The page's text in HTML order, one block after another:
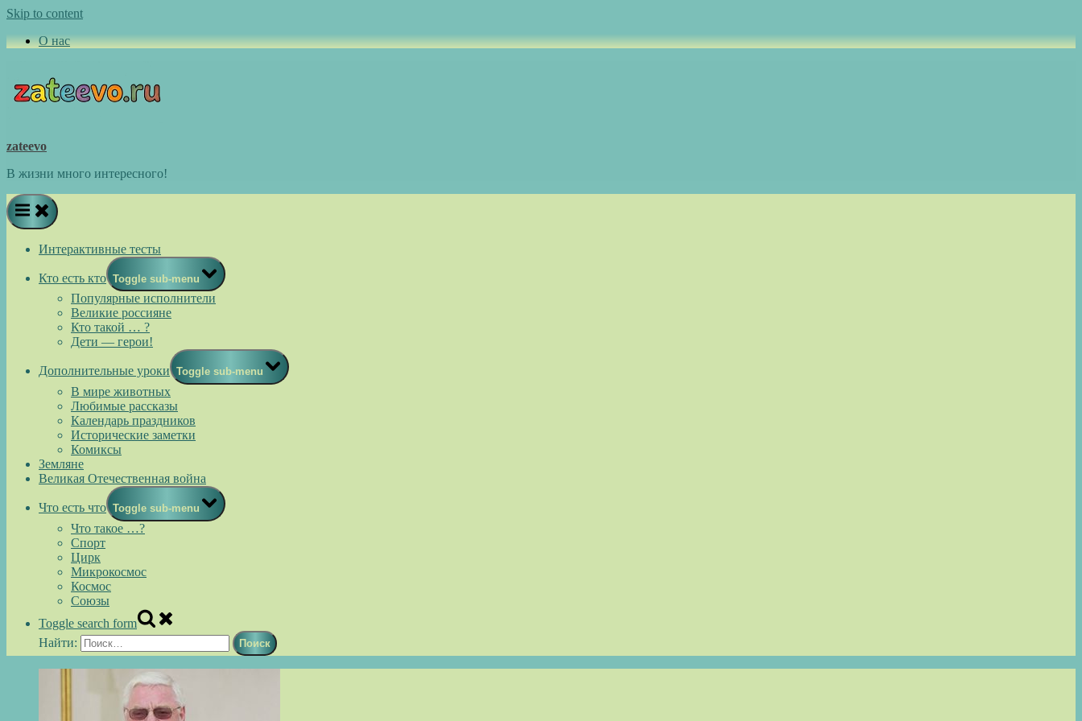
Skip to content
О нас
zateevo
В жизни много интересного!
Интерактивные тесты
Кто есть кто Toggle sub-menu
Популярные исполнители
Великие россияне
Кто такой … ?
Дети — герои!
Дополнительные уроки Toggle sub-menu
В мире животных
Любимые рассказы
Календарь праздников
Исторические заметки
Комиксы
Земляне
Великая Отечественная война
Что есть что Toggle sub-menu
Что такое …?
Спорт
Цирк
Микрокосмос
Космос
Союзы
Toggle search form
Найти: